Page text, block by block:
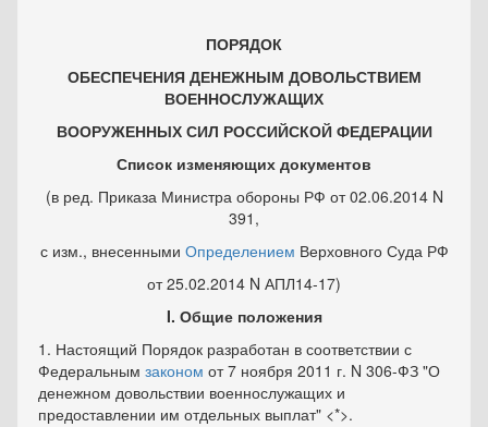
ПОРЯДОК
ОБЕСПЕЧЕНИЯ ДЕНЕЖНЫМ ДОВОЛЬСТВИЕМ
ВОЕННОСЛУЖАЩИХ
ВООРУЖЕННЫХ СИЛ РОССИЙСКОЙ ФЕДЕРАЦИИ
Список изменяющих документов
(в ред. Приказа Министра обороны РФ от 02.06.2014 N
391,
с изм., внесенными Определением Верховного Суда РФ
от 25.02.2014 N АПЛ14-17)
I. Общие положения
1. Настоящий Порядок разработан в соответствии с
Федеральным законом от 7 ноября 2011 г. N 306-ФЗ "О
денежном довольствии военнослужащих и
предоставлении им отдельных выплат" <*>.